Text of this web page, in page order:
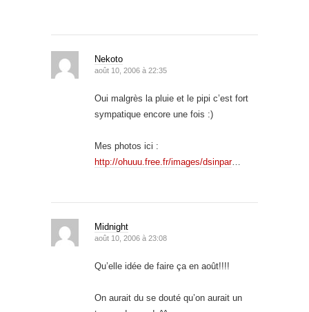
Nekoto
août 10, 2006 à 22:35
Oui malgrès la pluie et le pipi c’est fort
sympatique encore une fois :)
Mes photos ici :
http://ohuuu.free.fr/images/dsinpar…
Midnight
août 10, 2006 à 23:08
Qu’elle idée de faire ça en août!!!!
On aurait du se douté qu’on aurait un